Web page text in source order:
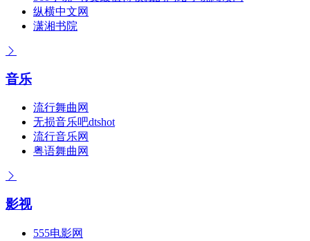
纵横中文网
潇湘书院
音乐
流行舞曲网
无损音乐吧dtshot
流行音乐网
粤语舞曲网
影视
555电影网